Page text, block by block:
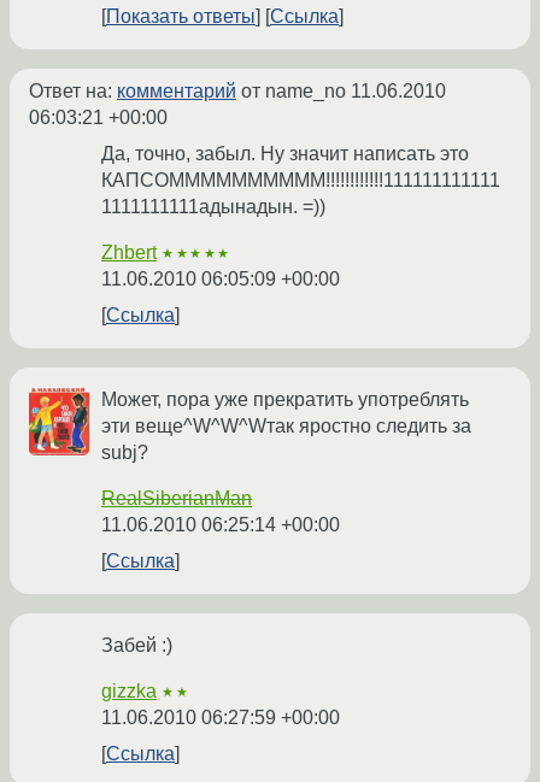
Показать ответы Ссылка
Ответ на: комментарий от name_no 11.06.2010
06:03:21 +00:00
Да, точно, забыл. Ну значит написать это
КАПСОММММММММММ!!!!!!!!!!!!111111111111
1111111111адынадын. =))
Zhbert ★★★★★
11.06.2010 06:05:09 +00:00
Ссылка
Может, пора уже прекратить употреблять
эти веще^W^W^Wтак яростно следить за
subj?
RealSiberianMan
11.06.2010 06:25:14 +00:00
Ссылка
Забей :)
gizzka ★★
11.06.2010 06:27:59 +00:00
Ссылка